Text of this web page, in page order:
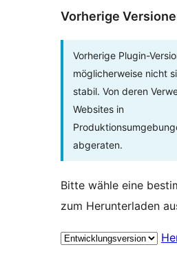
Vorherige
Vorherige Plugin-
möglicherweise nicht
stabil. Von deren
Websites in
abgeraten.
Bitte wähle eine
zum Herunterladen